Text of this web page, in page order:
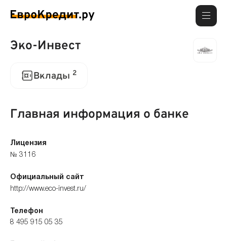
Эко-Инвест
Вклады 2
Главная информация о банке
Лицензия
№ 3116
Официальный сайт
http://www.eco-invest.ru/
Телефон
8 495 915 05 35